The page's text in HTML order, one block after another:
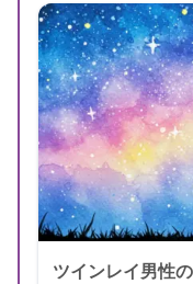
ツインレイ男性